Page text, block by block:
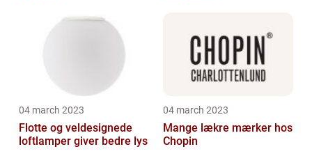
04 march 2023
Flotte og veldesignede
loftlamper giver bedre lys
04 march 2023
Mange lækre mærker hos
Chopin